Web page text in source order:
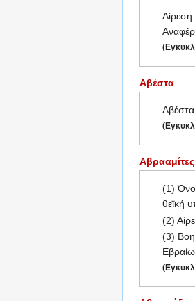
Αβέστα
Αβέστα
Αβρααμίτες
(1)
θεϊκή
(2)
(3)